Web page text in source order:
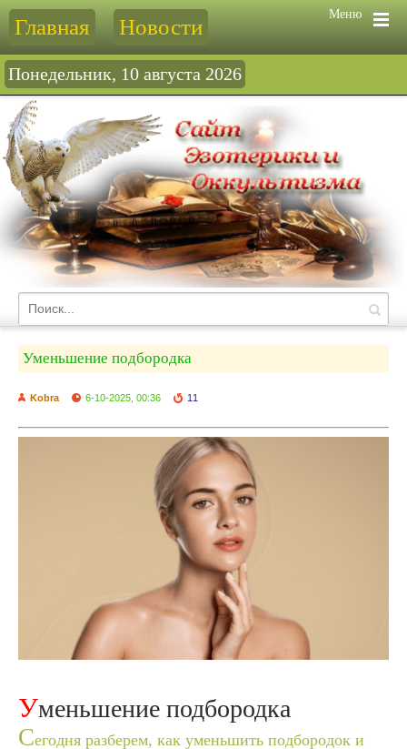
Меню
Главная Новости
Понедельник, 10 августа 2026
Уменьшение подбородка
Kobra 6-10-2025, 00:36 11
Уменьшение подбородка
Сегодня разберем, как уменьшить подбородок и